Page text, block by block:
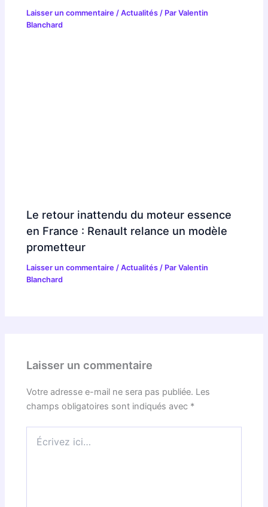
Laisser un commentaire /Actualités / ParValentin
Blanchard
Le retour inattendu du moteur essence
en France : Renault relance un modèle
prometteur
Laisser un commentaire /Actualités / ParValentin
Blanchard
Laisser un commentaire
Votre adresse e-mail ne sera pas publiée. Les
champs obligatoires sont indiqués avec *
ici…